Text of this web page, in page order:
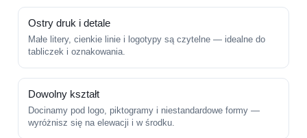
Ostry druk i detale
Małe litery, cienkie linie i logotypy są czytelne — idealne do
tabliczek i oznakowania.
Dowolny kształt
Docinamy pod logo, piktogramy i niestandardowe formy —
wyróżnisz się na elewacji i w środku.